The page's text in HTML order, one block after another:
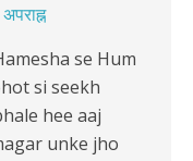
se Hum
si seekh
hee aaj
unke jho